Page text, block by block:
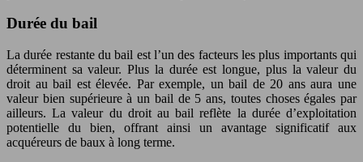
Durée du bail
La durée restante du bail est l’un des facteurs les plus importants qui
déterminent sa valeur. Plus la durée est longue, plus la valeur du
droit au bail est élevée. Par exemple, un bail de 20 ans aura une
valeur bien supérieure à un bail de 5 ans, toutes choses égales par
ailleurs. La valeur du droit au bail reflète la durée d’exploitation
potentielle du bien, offrant ainsi un avantage significatif aux
acquéreurs de baux à long terme.